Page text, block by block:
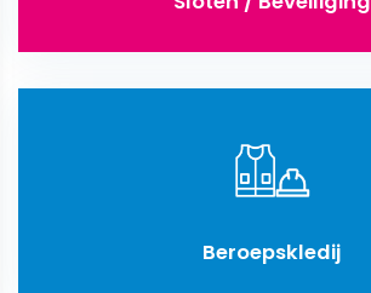
Beroepskledij